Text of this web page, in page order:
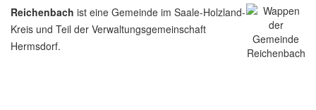
Reichenbach ist eine Gemeinde im Saale-Holzland-
Kreis und Teil der Verwaltungsgemeinschaft
Hermsdorf.